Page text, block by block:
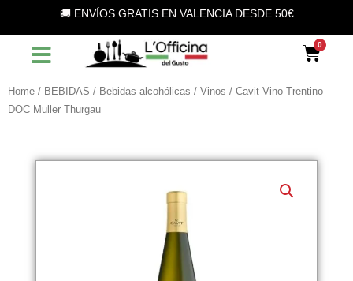
contenuto
🚚 ENVÍOS GRATIS EN VALENCIA DESDE 50€
Home / BEBIDAS / Bebidas alcohólicas / Vinos / Cavit Vino Trentino
DOC Muller Thurgau